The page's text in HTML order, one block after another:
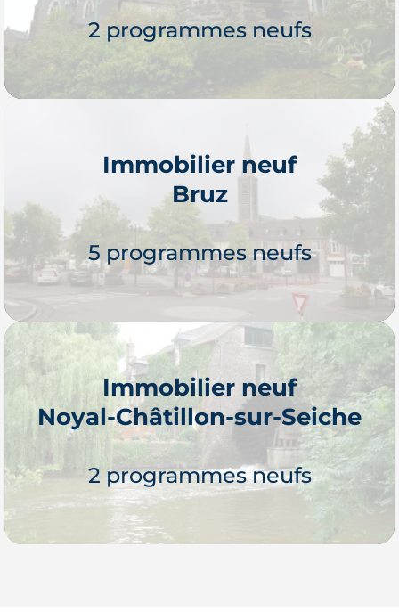
2 programmes neufs
Je découvre
Immobilier neuf
Bruz
5 programmes neufs
Je découvre
Immobilier neuf
Noyal-Châtillon-sur-Seiche
2 programmes neufs